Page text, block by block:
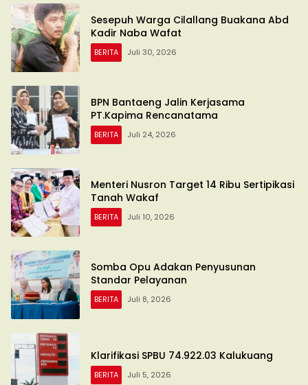
Sesepuh Warga Cilallang Buakana Abd
Kadir Naba Wafat
BERITA Juli 30, 2026
BPN Bantaeng Jalin Kerjasama
PT.Kapima Rencanatama
BERITA Juli 24, 2026
Menteri Nusron Target 14 Ribu Sertipikasi
Tanah Wakaf
BERITA Juli 10, 2026
Somba Opu Adakan Penyusunan
Standar Pelayanan
BERITA Juli 8, 2026
Klarifikasi SPBU 74.922.03 Kalukuang
BERITA Juli 5, 2026